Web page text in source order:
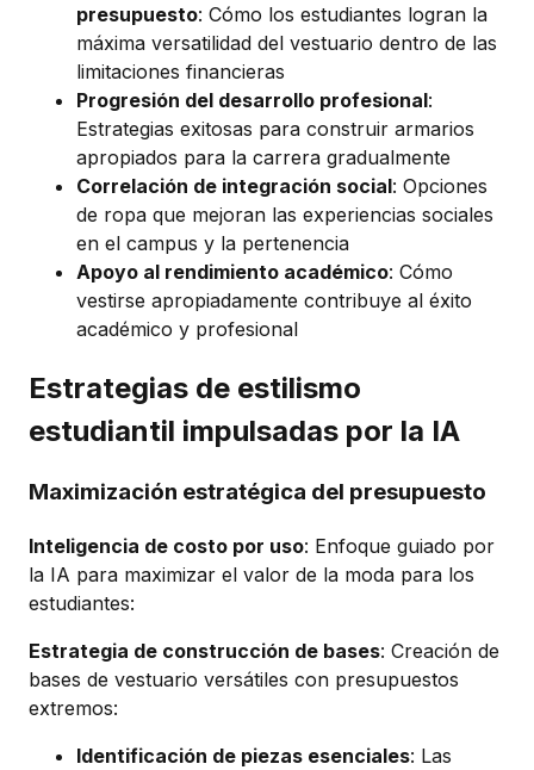
presupuesto: Cómo los estudiantes logran la
máxima versatilidad del vestuario dentro de las
limitaciones financieras
Progresión del desarrollo profesional:
Estrategias exitosas para construir armarios
apropiados para la carrera gradualmente
Correlación de integración social: Opciones
de ropa que mejoran las experiencias sociales
en el campus y la pertenencia
Apoyo al rendimiento académico: Cómo
vestirse apropiadamente contribuye al éxito
académico y profesional
Estrategias de estilismo
estudiantil impulsadas por la IA
Maximización estratégica del presupuesto
Inteligencia de costo por uso: Enfoque guiado por
la IA para maximizar el valor de la moda para los
estudiantes:
Estrategia de construcción de bases: Creación de
bases de vestuario versátiles con presupuestos
extremos:
Identificación de piezas esenciales: Las